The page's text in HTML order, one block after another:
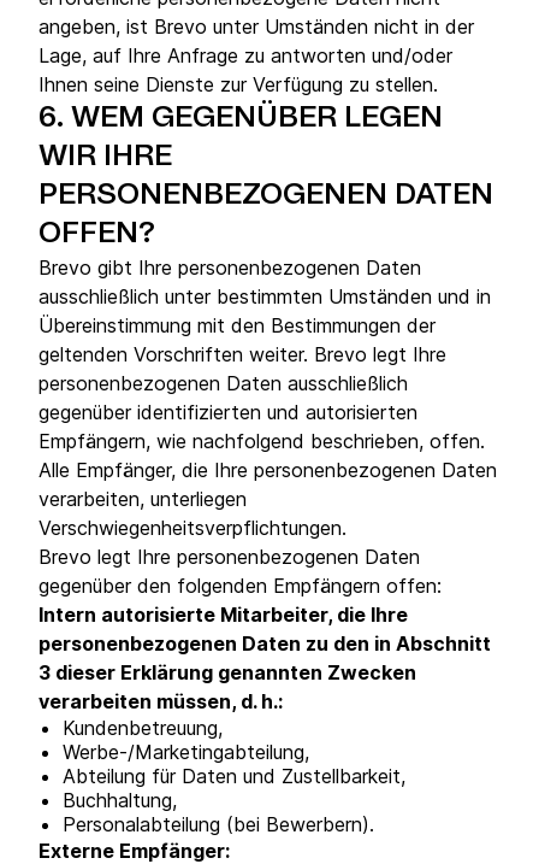
angeben, ist Brevo unter Umständen nicht in der
Lage, auf Ihre Anfrage zu antworten und/oder
Ihnen seine Dienste zur Verfügung zu stellen.
6. WEM GEGENÜBER LEGEN
WIR IHRE
PERSONENBEZOGENEN DATEN
OFFEN?
Brevo gibt Ihre personenbezogenen Daten
ausschließlich unter bestimmten Umständen und in
Übereinstimmung mit den Bestimmungen der
geltenden Vorschriften weiter. Brevo legt Ihre
personenbezogenen Daten ausschließlich
gegenüber identifizierten und autorisierten
Empfängern, wie nachfolgend beschrieben, offen.
Alle Empfänger, die Ihre personenbezogenen Daten
verarbeiten, unterliegen
Verschwiegenheitsverpflichtungen.
Brevo legt Ihre personenbezogenen Daten
gegenüber den folgenden Empfängern offen:
Intern autorisierte Mitarbeiter, die Ihre
personenbezogenen Daten zu den in Abschnitt
3 dieser Erklärung genannten Zwecken
verarbeiten müssen, d. h.:
Kundenbetreuung,
Werbe-/Marketingabteilung,
Abteilung für Daten und Zustellbarkeit,
Buchhaltung,
Personalabteilung (bei Bewerbern).
Externe Empfänger: